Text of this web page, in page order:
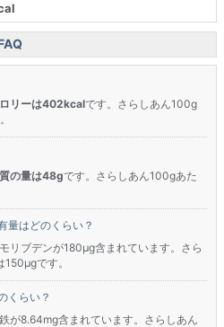
リーは402kcalです。さらしあん100g
の量は48gです。さらしあん100gあた
量はどのくらい？
リブデンが180μg含まれています。さら
です。
くらい？
が8.64mg含まれています。さらしあん